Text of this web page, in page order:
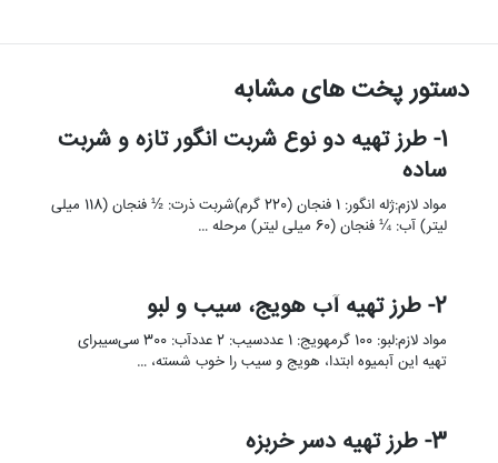
دستور پخت های مشابه
1- طرز تهیه دو نوع شربت انگور تازه و شربت
ساده
مواد لازم:ژله انگور: 1 فنجان (220 گرم)شربت ذرت: ½ فنجان (118 میلی
لیتر) آب: ¼ فنجان (60 میلی لیتر) مرحله …
2- طرز تهیه آب هویج، سیب و لبو
مواد لازم:لبو: 100 گرمهویج: 1 عددسیب: 2 عددآب: 300 سی‌سیبرای
تهیه این آبمیوه ابتدا، هویج و سیب را خوب شسته، …
3- طرز تهیه دسر خربزه